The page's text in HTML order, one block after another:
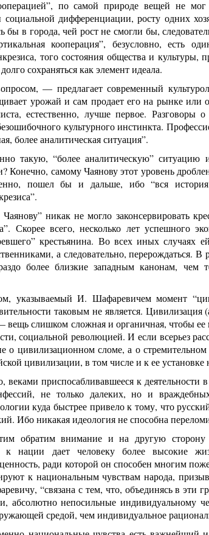
по самой природе вещей не
дифференциации, росту одних
бы в города, чей рост не смогли бы,
кооперация”, безусловно, есть
того состояния общества и
сохраняться как элемент идеала.
— предлагает современный
урожай и сам продает его на рынке или
естественно, лучше первое. Разговоры
культурного инстинкта.
более аналитическая ситуация”.
такую, “более аналитическую” ситуацию
Конечно, самому Чаянову этот уровень
пошел бы и дальше, ибо “вся история
никак не могло законсервировать
Скорее всего, несколько лет успешного
крестьянина. Во всех иных
а следовательно, перерождаться.
более близкие западным канонам, чем
указываемый И. Шафаревичем момент
таковым не является.
слишком сложная и органичная, чтобы
социальной революцией. И если всерьез
о цивилизационном сломе, а о
цивилизации, в том числе и к ее установке
веками приспосабливавшееся к деятельности
не только далеких, но и
куда быстрее привело к тому, что
Ибо никакая идеология не способна
обратим внимание и на другую
к нации дает человеку более высокие
ради которой он способен многим
к национальным чувствам народа,
“связана с тем, что, объединясь в эти
абсолютно непосильные индивидуальному
средой, чем индивидуальное